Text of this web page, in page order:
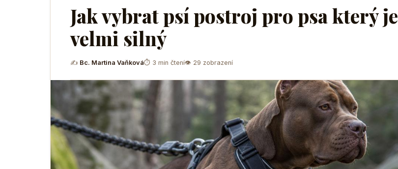
Jak vybrat psí postroj pro psa který je
velmi silný
✍ Bc. Martina Vaňková⏱ 3 min čtení👁 29 zobrazení